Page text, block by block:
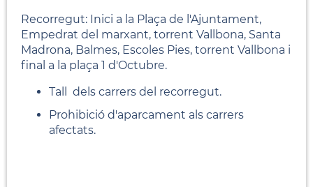
Recorregut: Inici a la Plaça de l'Ajuntament,
Empedrat del marxant, torrent Vallbona, Santa
Madrona, Balmes, Escoles Pies, torrent Vallbona i
final a la plaça 1 d'Octubre.
Tall dels carrers del recorregut.
Prohibició d'aparcament als carrers
afectats.